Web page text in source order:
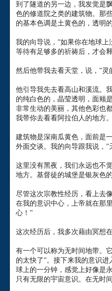
到了隧道的另一边，我发觉是
色的修道院之类的建筑物。那
的基本色调是土黄色的，透明
我的向导说，”如果你在地球
等待有足够多的祈祷后，才会
然后他带我去看天堂，说，”
他引导我先去看高山和溪流。
的纯白色的，晶莹透明，面颊
非常生动的美丽，其他色彩也
我带你去看看阿拉伯人的地方
建筑物是深南瓜黄色，面前是
外面交谈。我的向导跟我说，
这里没有黑夜，我们永远也不
地方。基督徒的城堡是银灰色
尽管这次宗教性经历，看上去
在我的意识中心，上帝就在那
心！”
这次经历后，我多次藉由冥想
有一个可以称为无时间地带。
的太快了”。接下来我的意识
球上的一分钟，感觉上好像是
只有无限的宇宙意识。在无时